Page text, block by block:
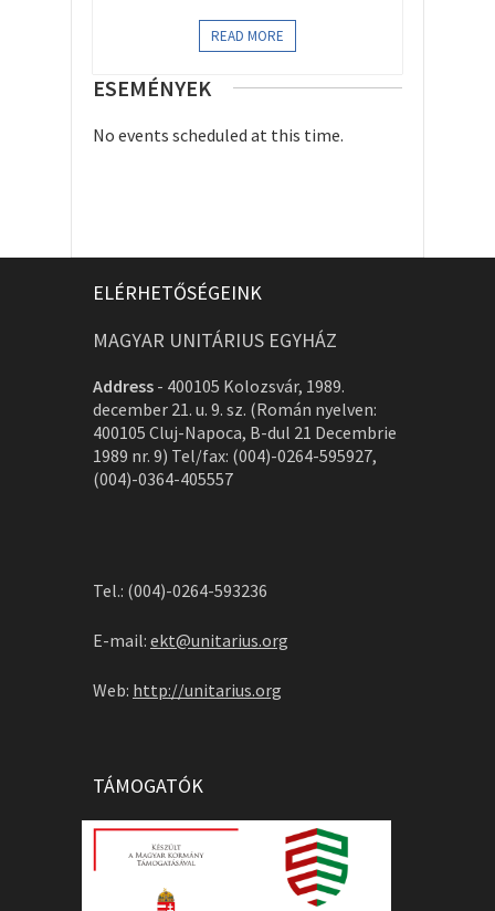
READ MORE
ESEMÉNYEK
No events scheduled at this time.
ELÉRHETŐSÉGEINK
MAGYAR UNITÁRIUS EGYHÁZ
Address - 400105 Kolozsvár, 1989.
december 21. u. 9. sz. (Román nyelven:
400105 Cluj-Napoca, B-dul 21 Decembrie
1989 nr. 9) Tel/fax: (004)-0264-595927,
(004)-0364-405557
Tel.: (004)-0264-593236
E-mail: ekt@unitarius.org
Web: http://unitarius.org
TÁMOGATÓK